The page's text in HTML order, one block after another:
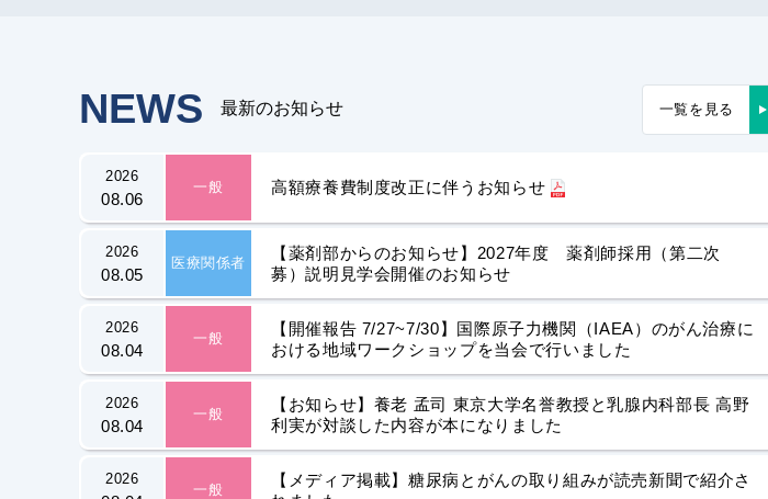
NEWS 最新のお知らせ
2026
08.06
一般 高額療養費制度改正に伴うお知らせ
2026
08.05
医療関係者
【薬剤部からのお知らせ】2027年度 薬剤師採用（第二次
募）説明見学会開催のお知らせ
2026
08.04
一般
【開催報告 7/27~7/30】国際原子力機関（IAEA）のがん治療に
おける地域ワークショップを当会で行いました
2026
08.04
一般
【お知らせ】養老 孟司 東京大学名誉教授と乳腺内科部長 高野
利実が対談した内容が本になりました
2026
一般
【メディア掲載】糖尿病とがんの取り組みが読売新聞で紹介さ
一覧を見る